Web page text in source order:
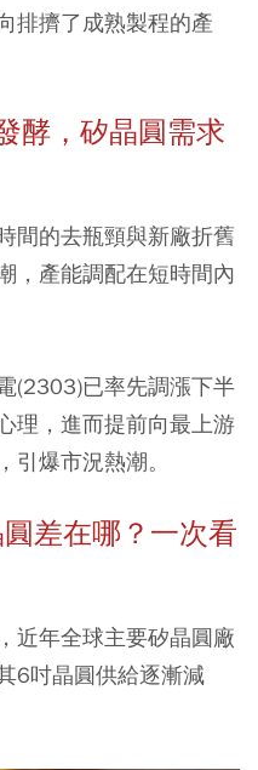
排擠了成熟製程的產
酵，矽晶圓需求
間的去瓶頸與新廠折舊
，產能調配在短時間內
(2303)已率先調漲下半
理，進而提前向最上游
引爆市況熱潮。
差在哪？一次看
近年全球主要矽晶圓廠
6吋晶圓供給逐漸減